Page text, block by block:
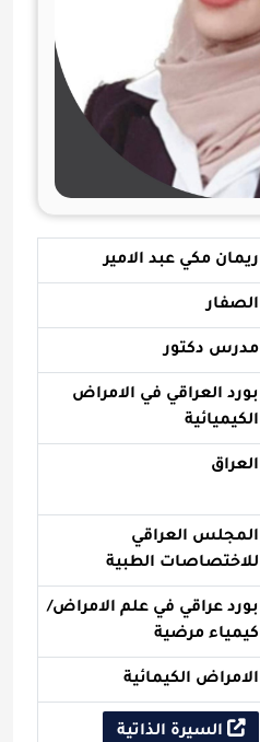
ريمان مكي عبد الامير
الصفار
مدرس دكتور
بورد العراقي في الامراض
الكيميائية
العراق
المجلس العراقي
للاختصاصات الطبية
بورد عراقي في علم الامراض/
كيمياء مرضية
الامراض الكيمائية
السيرة الذاتية